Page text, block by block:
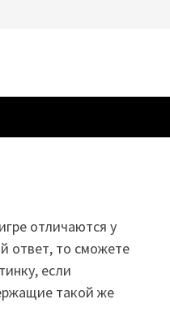
отличаются у
ответ, то сможете
если
такой же